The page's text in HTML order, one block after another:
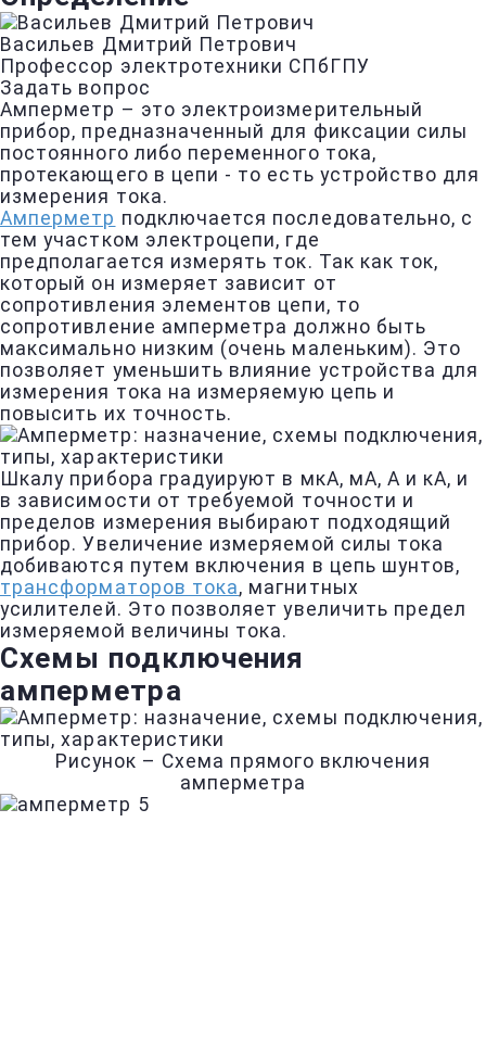
Васильев Дмитрий Петрович
Профессор электротехники СПбГПУ
Задать вопрос
Амперметр – это электроизмерительный
прибор, предназначенный для фиксации силы
постоянного либо переменного тока,
протекающего в цепи - то есть устройство для
измерения тока.
Амперметр подключается последовательно, с
тем участком электроцепи, где
предполагается измерять ток. Так как ток,
который он измеряет зависит от
сопротивления элементов цепи, то
сопротивление амперметра должно быть
максимально низким (очень маленьким). Это
позволяет уменьшить влияние устройства для
измерения тока на измеряемую цепь и
повысить их точность.
Шкалу прибора градуируют в мкА, мА, А и кА, и
в зависимости от требуемой точности и
пределов измерения выбирают подходящий
прибор. Увеличение измеряемой силы тока
добиваются путем включения в цепь шунтов,
трансформаторов тока, магнитных
усилителей. Это позволяет увеличить предел
измеряемой величины тока.
Схемы подключения
амперметра
Рисунок – Схема прямого включения
амперметра